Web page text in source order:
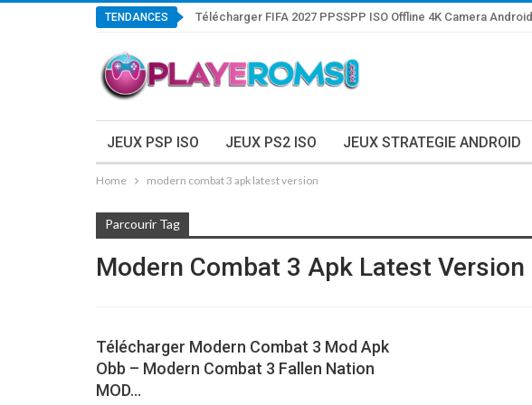
TENDANCES Télécharger FIFA 2027 PPSSPP ISO Offline 4K Camera Android
JEUX PSP ISO JEUX PS2 ISO JEUX STRATEGIE ANDROID
Home modern combat 3 apk latest version
Parcourir Tag
Modern Combat 3 Apk Latest Version
Télécharger Modern Combat 3 Mod Apk
Obb – Modern Combat 3 Fallen Nation
MOD…